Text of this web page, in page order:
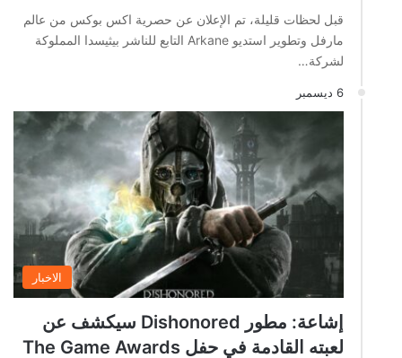
قبل لحظات قليلة، تم الإعلان عن حصرية اكس بوكس من عالم
مارفل وتطوير استديو Arkane التابع للناشر بيثيسدا المملوكة
لشركة…
6 ديسمبر
الاخبار
إشاعة: مطور Dishonored سيكشف عن
لعبته القادمة في حفل The Game Awards